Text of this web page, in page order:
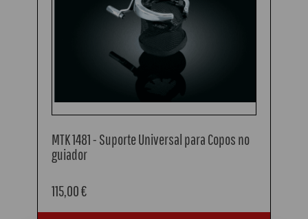
MTK 1481 - Suporte Universal para Copos no
guiador
115,00 €